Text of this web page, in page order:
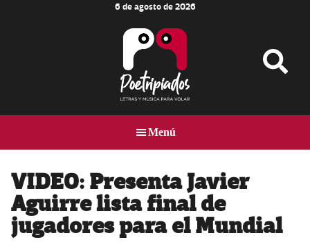
6 de agosto de 2026
MÚSICA
PARA
Menú
VIDEO: Presenta Javier
Aguirre lista final de
jugadores para el Mundial